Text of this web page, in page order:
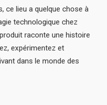
ce lieu a quelque chose à
technologique chez
raconte une histoire
expérimentez et
dans le monde des